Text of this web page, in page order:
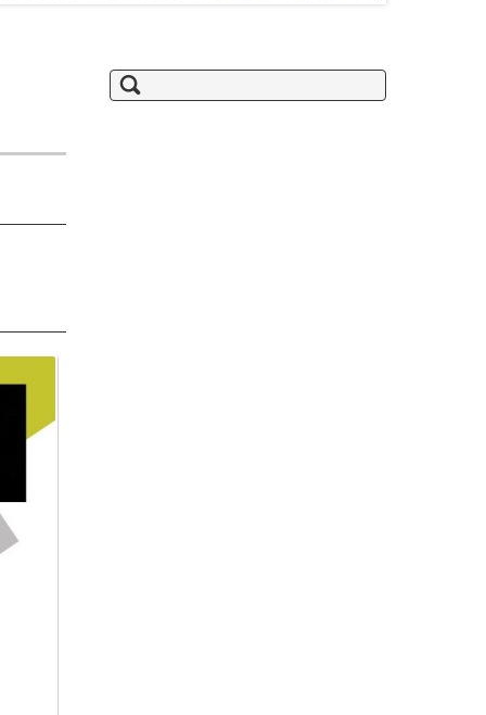
検
索: